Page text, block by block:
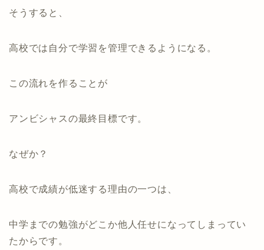
そうすると、
高校では自分で学習を管理できるようになる。
この流れを作ることが
アンビシャスの最終目標です。
なぜか？
高校で成績が低迷する理由の一つは、
中学までの勉強がどこか他人任せになってしまってい
たからです。